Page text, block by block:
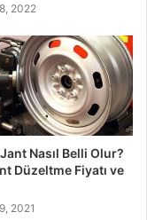
2022
Nasıl Belli Olur?
Düzeltme Fiyatı ve
2021